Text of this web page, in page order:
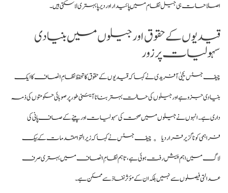
اصلاحات ہی جیل نظام میں پائیدار اور دیرپا بہتری لا سکتی ہیں۔
قیدیوں کے حقوق اور جیلوں میں بنیادی
سہولیات پر زور
چیف جسٹس یحییٰ آفریدی نے کہا کہ قیدیوں کے حقوق کا تحفظ نظامِ انصاف کا ایک
بنیادی جزو ہے اور جیلوں کی حالت بہتر بنانا آئینی طور پر صوبائی حکومتوں کی ذمہ
داری ہے۔انہوں نے جیلوںمیں صحت کی سہولیات اور پینے کے صاف پانی کی
فراہمی کو ناگزیر قرار دیا。 چیف جسٹس نے کہا کہ زیر التوا مقدمات کے بیک
لاگ میں اہم پیش رفت ہوئی ہے، تاہم نظامِ انصاف میں بہتری صرف
عدالتی فیصلوں سے نہیں بلکہ ان کے مؤثر نفاذ سے ممکن ہے۔